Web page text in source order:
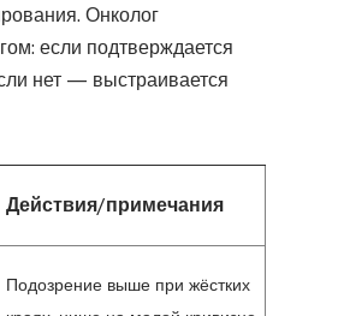
Онколог
если подтверждается
нет — выстраивается
Действия/примечания
Подозрение выше при жёстких